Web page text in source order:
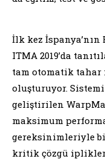
İlk kez
ITMA 2019’da
tam otomatik
oluşturuyor.
geliştirilen
maksimum
gereksinimleriyle
kritik çözgü